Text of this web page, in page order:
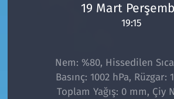
19 Mart
19:15
Nem: %80, Hissedilen
Basınç: 1002 hPa, Rüzgar:
Toplam Yağış: 0 mm, Çiy
Saray